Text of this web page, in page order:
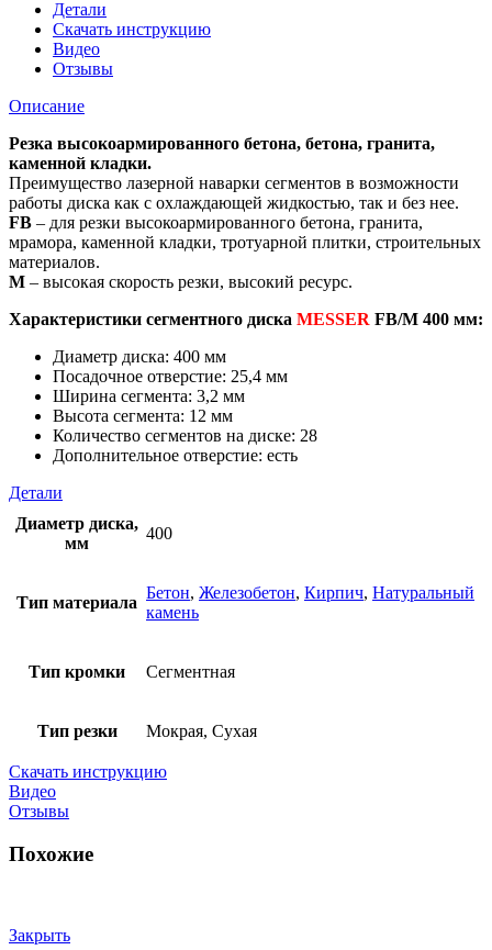
мм.
Детали
Скачать инструкцию
Видео
Отзывы
Описание
Резка высокоармированного бетона, бетона, гранита,
каменной кладки.
Преимущество лазерной наварки сегментов в возможности
работы диска как с охлаждающей жидкостью, так и без нее.
FB – для резки высокоармированного бетона, гранита,
мрамора, каменной кладки, тротуарной плитки, строительных
материалов.
M – высокая скорость резки, высокий ресурс.
Характеристики сегментного диска MESSER FB/M 400 мм:
Диаметр диска: 400 мм
Посадочное отверстие: 25,4 мм
Ширина сегмента: 3,2 мм
Высота сегмента: 12 мм
Количество сегментов на диске: 28
Дополнительное отверстие: есть
Детали
Диаметр диска,
мм
400
Тип материала
Бетон, Железобетон, Кирпич, Натуральный
камень
Тип кромки Сегментная
Тип резки Мокрая, Сухая
Скачать инструкцию
Видео
Отзывы
Похожие
Закрыть